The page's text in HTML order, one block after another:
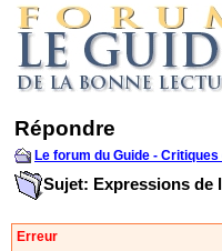
Répondre
Le forum du Guide -
Sujet: Expressions de
Erreur